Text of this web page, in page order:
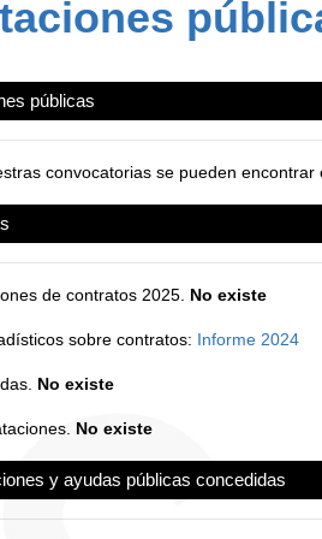
públicas
convocatorias se pueden encontrar
de contratos 2025. No existe
sobre contratos: Informe 2024
No existe
No existe
y ayudas públicas concedidas